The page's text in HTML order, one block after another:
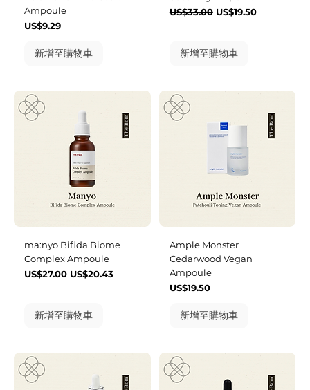
Ampoule
價格
US$9.29
新增至購物車
一般價格
US$33.00 促銷價格
US$19.50
新增至購物車
ma:nyo Bifida Biome
Complex Ampoule
一般價格
US$27.00 促銷價格
US$20.43
新增至購物車
Ample Monster
Cedarwood Vegan
Ampoule
價格
US$19.50
新增至購物車